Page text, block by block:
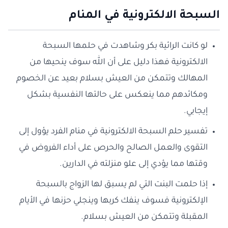
السبحة الالكترونية في المنام
لو كانت الرائية بكر وشاهدت في حلمها السبحة
الالكترونية فهذا دليل على أن الله سوف ينحيها من
المهالك وتتمكن من العيش بسلام بعيد عن الخصوم
ومكائدهم مما ينعكس على حالتها النفسية بشكل
إيجابي.
تفسير حلم السبحة الالكترونية في منام الفرد يؤول إلى
التقوى والعمل الصالح والحرص على أداء الفروض في
وقتها مما يؤدي إلى علو منزلته في الدارين.
إذا حلمت البنت التي لم يسبق لها الزواج بالسبحة
الإلكترونية فسوف ينفك كربها وينجلي حزنها في الأيام
المقبلة وتتمكن من العيش بسلام.